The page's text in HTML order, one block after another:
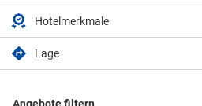
Hotelmerkmale
Lage
Angebote filtern